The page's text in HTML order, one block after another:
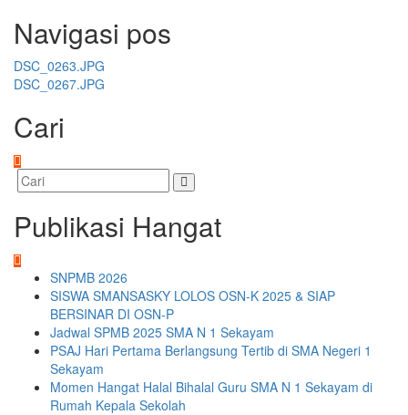
Navigasi pos
DSC_0263.JPG
DSC_0267.JPG
Cari
Publikasi Hangat
SNPMB 2026
SISWA SMANSASKY LOLOS OSN-K 2025 & SIAP
BERSINAR DI OSN-P
Jadwal SPMB 2025 SMA N 1 Sekayam
PSAJ Hari Pertama Berlangsung Tertib di SMA Negeri 1
Sekayam
Momen Hangat Halal Bihalal Guru SMA N 1 Sekayam di
Rumah Kepala Sekolah